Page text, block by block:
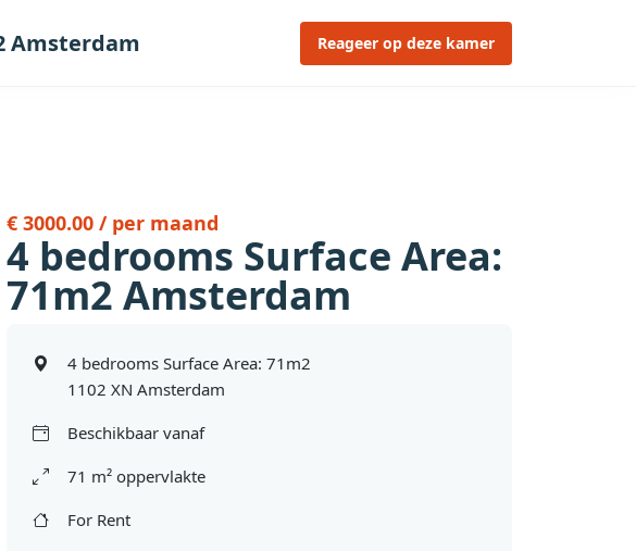
Amsterdam Reageer op deze kamer
€ 3000.00 / per maand
4 bedrooms Surface Area:
71m2 Amsterdam
4 bedrooms Surface Area: 71m2
1102 XN Amsterdam
Beschikbaar vanaf
71 m² oppervlakte
For Rent